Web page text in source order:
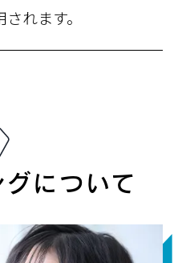
れます。
について